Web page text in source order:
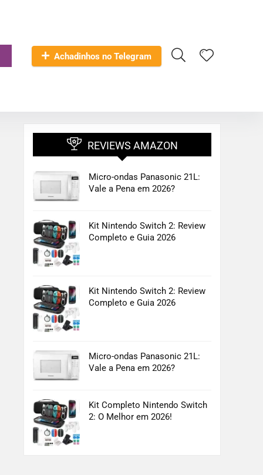
Achadinhos no Telegram
REVIEWS AMAZON
Micro-ondas Panasonic 21L:
Vale a Pena em 2026?
Kit Nintendo Switch 2: Review
Completo e Guia 2026
Kit Nintendo Switch 2: Review
Completo e Guia 2026
Micro-ondas Panasonic 21L:
Vale a Pena em 2026?
Kit Completo Nintendo Switch
2: O Melhor em 2026!